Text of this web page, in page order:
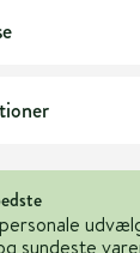
sundeste